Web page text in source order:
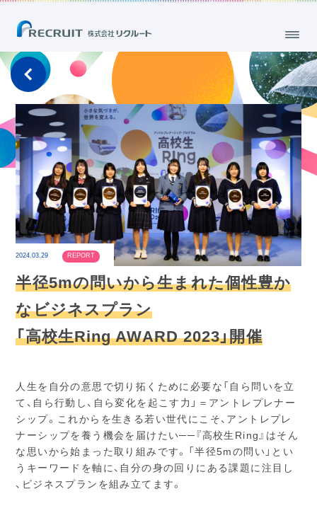
2024.03.29 REPORT
半径5mの問いから生まれた個性豊か
なビジネスプラン
「高校生Ring AWARD 2023」開催
人生を自分の意思で切り拓くために必要な「自ら問いを立
て、自ら行動し、自ら変化を起こす力」＝アントレプレナー
シップ。これからを生きる若い世代にこそ、アントレプレ
ナーシップを養う機会を届けたい──『高校生Ring』はそん
な思いから始まった取り組みです。「半径5mの問い」とい
うキーワードを軸に、自分の身の回りにある課題に注目し
、ビジネスプランを組み立てます。